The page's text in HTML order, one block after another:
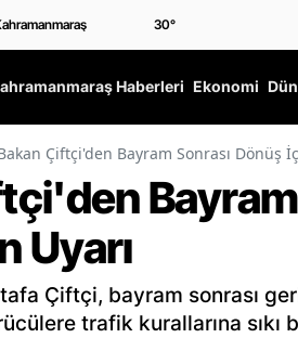
30°
Haberleri Ekonomi
Çiftçi'den Bayram Sonrası Dönüş
Bayram
Uyarı
Çiftçi, bayram sonrası
trafik kurallarına sıkı